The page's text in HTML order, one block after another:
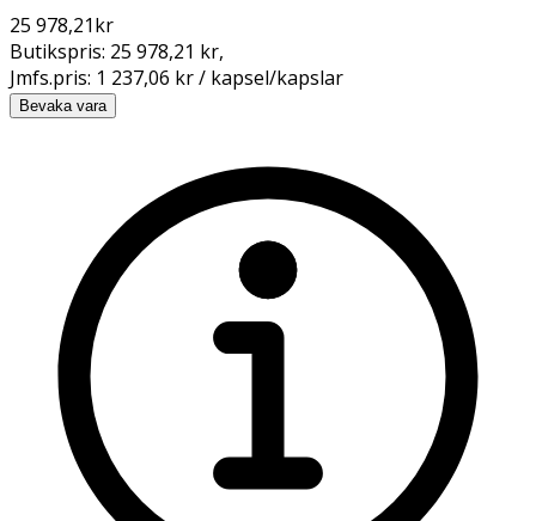
25 978,21kr
Butikspris: 25 978,21 kr,
Jmfs.pris: 1 237,06 kr / kapsel/kapslar
Bevaka vara